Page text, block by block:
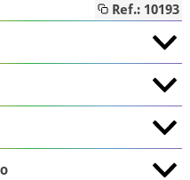
Ref.: 10193